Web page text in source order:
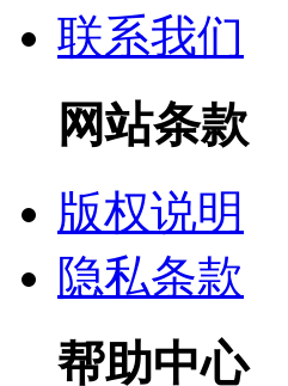
联系我们
网站条款
版权说明
隐私条款
帮助中心